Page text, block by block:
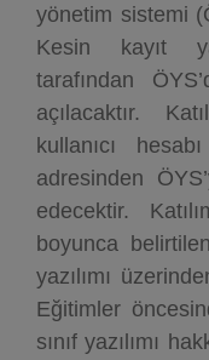
yönetim sistemi
Kesin kayıt
tarafından
açılacaktır.
kullanıcı
adresinden
edecektir.
boyunca
yazılımı
Eğitimler
sınıf yazılımı